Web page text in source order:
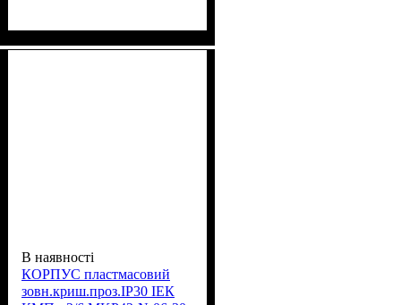
В наявності
КОРПУС пластмасовий
зовн.криш.проз.IP30 ІЕК